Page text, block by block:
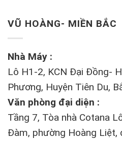
VŨ HOÀNG- MIỀN BẮC
Nhà Máy :
Lô H1-2, KCN Đại Đồng-
Phương, Huyện Tiên Du,
Văn phòng đại diện :
Tầng 7, Tòa nhà Cotana
Đàm, phường Hoàng Liệt,